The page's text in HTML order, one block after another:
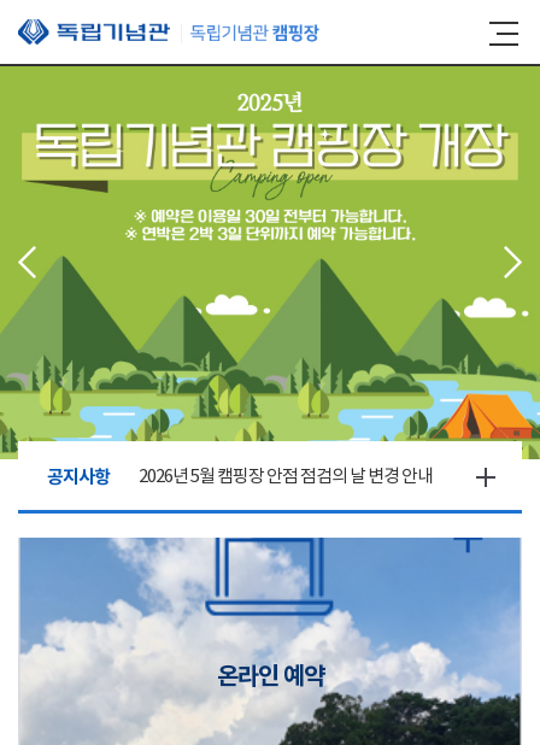
본문 바로가기
공지사항 2026년 5월 캠핑장 안점 점검의 날 변경 안내
캠핑장(9월1일~6일) 미운영 공지
2026년 5월 캠핑장 안점 점검의 날 변경 안내
온라인 예약